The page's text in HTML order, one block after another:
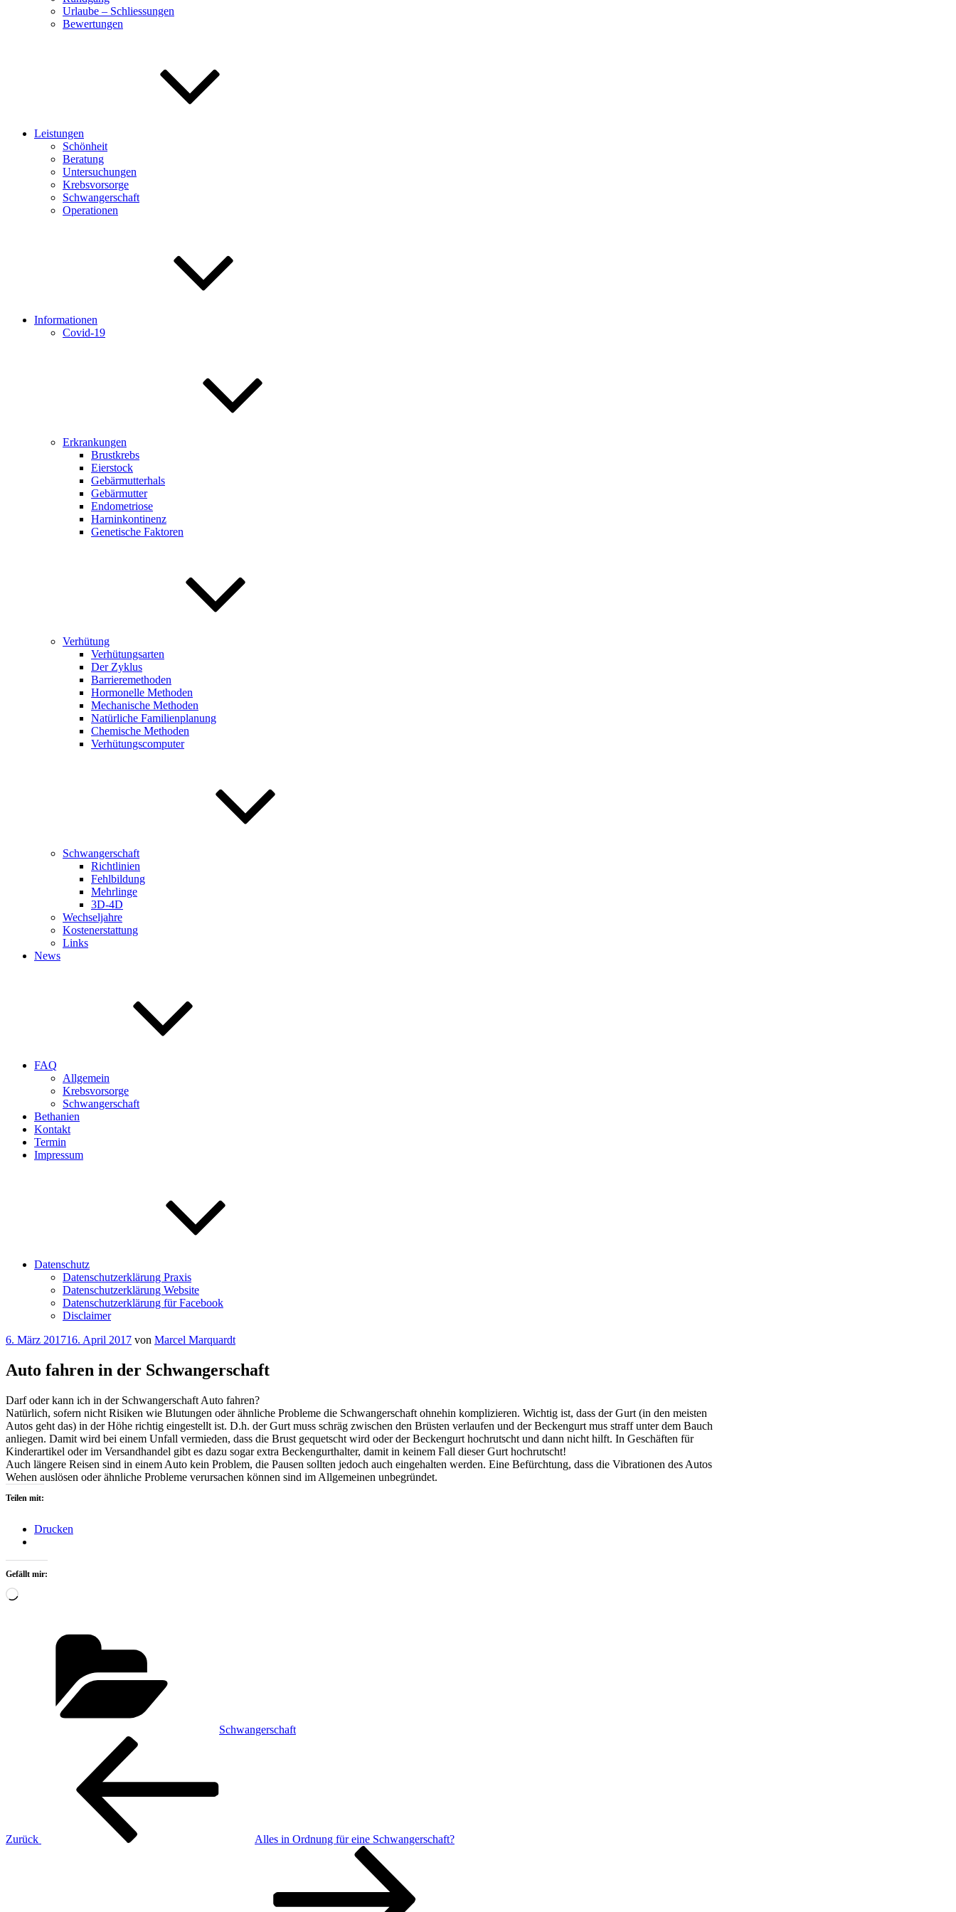
Urlaube – Schliessungen
Bewertungen
Leistungen
Schönheit
Beratung
Untersuchungen
Krebsvorsorge
Schwangerschaft
Operationen
Informationen
Covid-19
Erkrankungen
Brustkrebs
Eierstock
Gebärmutterhals
Gebärmutter
Endometriose
Harninkontinenz
Genetische Faktoren
Verhütung
Verhütungsarten
Der Zyklus
Barrieremethoden
Hormonelle Methoden
Mechanische Methoden
Natürliche Familienplanung
Chemische Methoden
Verhütungscomputer
Schwangerschaft
Richtlinien
Fehlbildung
Mehrlinge
3D-4D
Wechseljahre
Kostenerstattung
Links
News
FAQ
Allgemein
Krebsvorsorge
Schwangerschaft
Bethanien
Kontakt
Termin
Impressum
Datenschutz
Datenschutzerklärung Praxis
Datenschutzerklärung Website
Datenschutzerklärung für Facebook
Disclaimer
Veröffentlicht
6. März 201716. April 2017 von Marcel Marquardt
Auto fahren in der Schwangerschaft
Darf oder kann ich in der Schwangerschaft Auto fahren?
Natürlich, sofern nicht Risiken wie Blutungen oder ähnliche Probleme die Schwangerschaft ohnehin komplizieren. Wichtig ist, dass der Gurt (in den meisten
Autos geht das) in der Höhe richtig eingestellt ist. D.h. der Gurt muss schräg zwischen den Brüsten verlaufen und der Beckengurt mus straff unter dem Bauch
anliegen. Damit wird bei einem Unfall vermieden, dass die Brust gequetscht wird oder der Beckengurt hochrutscht und dann nicht hilft. In Geschäften für
Kinderartikel oder im Versandhandel gibt es dazu sogar extra Beckengurthalter, damit in keinem Fall dieser Gurt hochrutscht!
Auch längere Reisen sind in einem Auto kein Problem, die Pausen sollten jedoch auch eingehalten werden. Eine Befürchtung, dass die Vibrationen des Autos
Wehen auslösen oder ähnliche Probleme verursachen können sind im Allgemeinen unbegründet.
Teilen mit:
Drucken
Gefällt mir:
Wird
Schwangerschaft
Beitragsnavigation
Zurück
Alles in Ordnung für eine Schwangerschaft?